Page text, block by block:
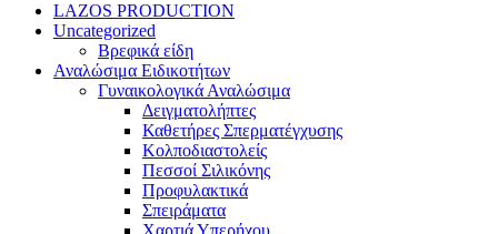
LAZOS PRODUCTION
Uncategorized
Βρεφικά είδη
Αναλώσιμα Ειδικοτήτων
Γυναικολογικά Αναλώσιμα
Δειγματολήπτες
Καθετήρες Σπερματέγχυσης
Κολποδιαστολείς
Πεσσοί Σιλικόνης
Προφυλακτικά
Σπειράματα
Χαρτιά Υπερήχου